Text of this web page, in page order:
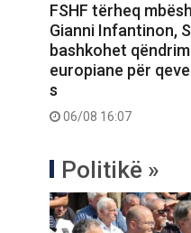
FSHF tërheq
Gianni Infantinon,
bashkohet
europiane për
s
06/08 16:07
Politikë »